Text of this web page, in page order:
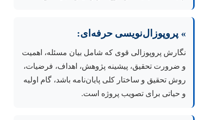
» پروپوزال‌نویسی حرفه‌ای:
نگارش پروپوزالی قوی که شامل بیان مسئله، اهمیت
و ضرورت تحقیق، پیشینه پژوهش، اهداف، فرضیات،
روش تحقیق و ساختار کلی پایان‌نامه باشد، گام اولیه
و حیاتی برای تصویب پروژه است.